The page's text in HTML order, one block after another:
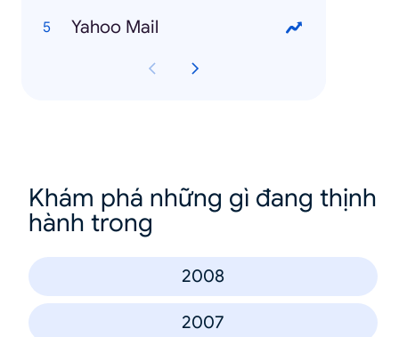
Yahoo Mail
Khám phá những gì đang thịnh
hành trong
2008
2007